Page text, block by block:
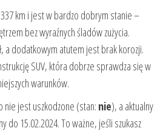
km i jest w bardzo dobrym stanie –
bez wyraźnych śladów zużycia.
a dodatkowym atutem jest brak korozji.
SUV, która dobrze sprawdza się w
warunków.
jest uszkodzone (stan: nie), a aktualny
do 15.02.2024. To ważne, jeśli szukasz